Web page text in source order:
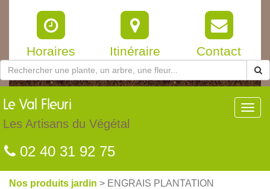
Horaires Itinéraire Contact
Le Val Fleuri
Les Artisans du Végétal
02 40 31 92 75
Nos produits jardin > ENGRAIS PLANTATION